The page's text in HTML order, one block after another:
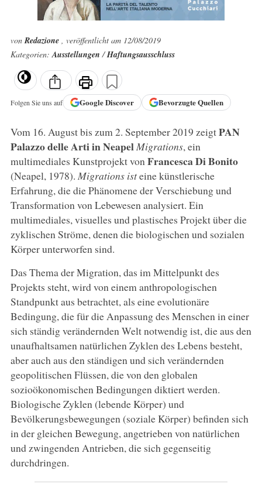
vonRedazione , veröffentlicht am 12/08/2019
Kategorien:Ausstellungen/Haftungsausschluss
Folgen Sie uns auf GoogleDiscover Bevorzugte Quellen
Vom 16. August bis zum 2. September 2019 zeigtPAN
Palazzo delle Arti in Neapel Migrations, ein
multimediales Kunstprojekt von Francesca Di Bonito
(Neapel, 1978). Migrations isteine künstlerische
Erfahrung, die die Phänomene der Verschiebung und
Transformation von Lebewesen analysiert. Ein
multimediales, visuelles und plastisches Projekt über die
zyklischen Ströme, denen die biologischen und sozialen
Körper unterworfen sind.
Das Thema der Migration, das im Mittelpunkt des
Projekts steht, wird von einem anthropologischen
Standpunkt aus betrachtet, als eine evolutionäre
Bedingung, die für die Anpassung des Menschen in einer
sich ständig verändernden Welt notwendig ist, die aus den
unaufhaltsamen natürlichen Zyklen des Lebens besteht,
aber auch aus den ständigen und sich verändernden
geopolitischen Flüssen, die von den globalen
sozioökonomischen Bedingungen diktiert werden.
Biologische Zyklen (lebende Körper) und
Bevölkerungsbewegungen (soziale Körper) befinden sich
in der gleichen Bewegung, angetrieben von natürlichen
und zwingenden Antrieben, die sich gegenseitig
durchdringen.